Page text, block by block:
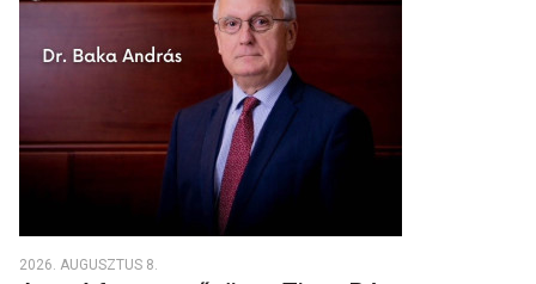
2026. AUGUSZTUS 8.